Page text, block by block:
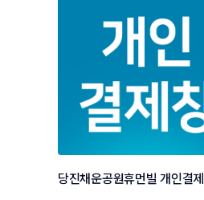
당진채운공원휴먼빌 개인결